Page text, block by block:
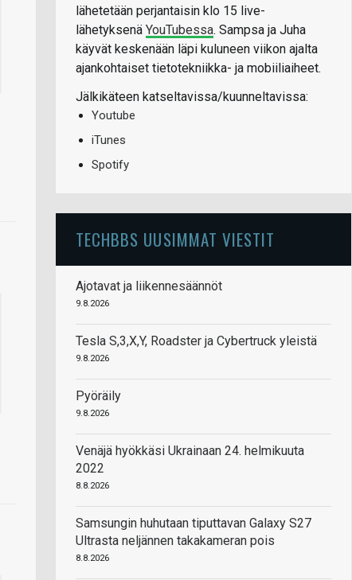
lähetetään perjantaisin klo 15 live-
lähetyksenä YouTubessa. Sampsa ja Juha
käyvät keskenään läpi kuluneen viikon ajalta
ajankohtaiset tietotekniikka- ja mobiiliaiheet.
Jälkikäteen katseltavissa/kuunneltavissa:
Youtube
iTunes
Spotify
TECHBBS UUSIMMAT VIESTIT
Ajotavat ja liikennesäännöt
9.8.2026
Tesla S,3,X,Y, Roadster ja Cybertruck yleistä
9.8.2026
Pyöräily
9.8.2026
Venäjä hyökkäsi Ukrainaan 24. helmikuuta
2022
8.8.2026
Samsungin huhutaan tiputtavan Galaxy S27
Ultrasta neljännen takakameran pois
8.8.2026